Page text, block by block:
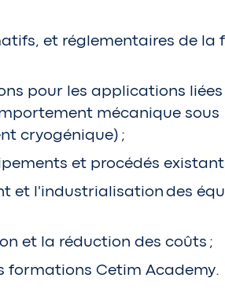
et réglementaires de la
pour les applications liées
mécanique sous
cryogénique) ;
et procédés
et l'industrialisation des
et la réduction des coûts ;
formations Cetim Academy.